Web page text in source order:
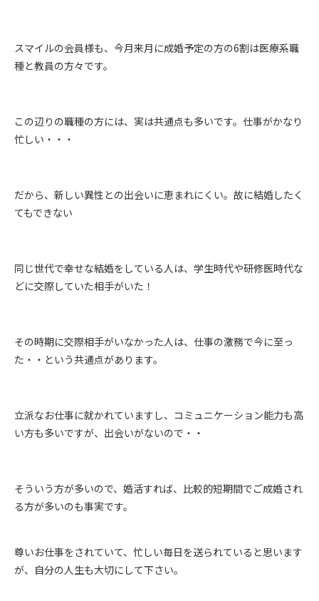
スマイルの会員様も、今月来月に成婚予定の方の6割は医療系職
種と教員の方々です。
この辺りの職種の方には、実は共通点も多いです。仕事がかなり
忙しい・・・
だから、新しい異性との出会いに恵まれにくい。故に結婚したく
てもできない
同じ世代で幸せな結婚をしている人は、学生時代や研修医時代な
どに交際していた相手がいた！
その時期に交際相手がいなかった人は、仕事の激務で今に至っ
た・・という共通点があります。
立派なお仕事に就かれていますし、コミュニケーション能力も高
い方も多いですが、出会いがないので・・
そういう方が多いので、婚活すれば、比較的短期間でご成婚され
る方が多いのも事実です。
尊いお仕事をされていて、忙しい毎日を送られていると思います
が、自分の人生も大切にして下さい。